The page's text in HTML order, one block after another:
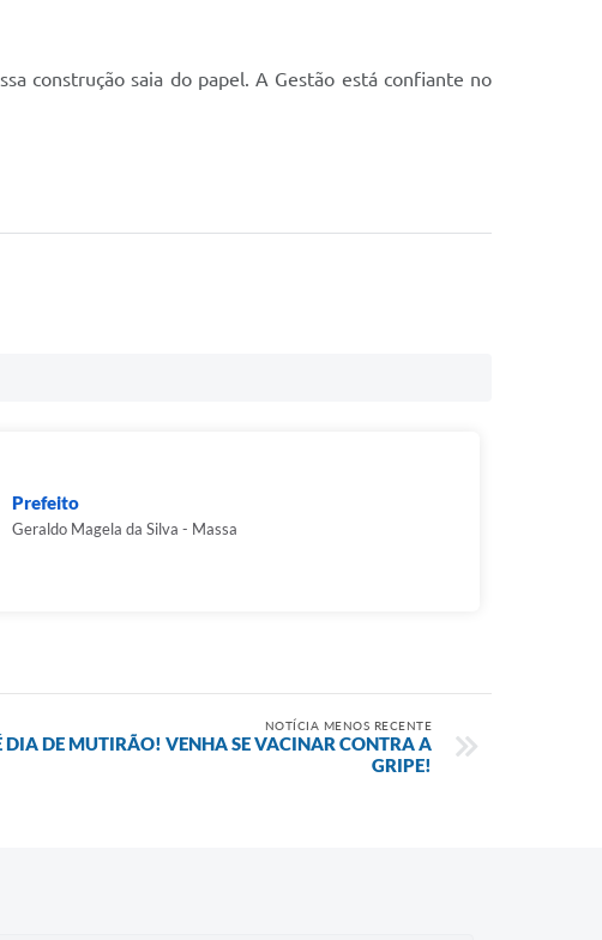
construção saia do papel. A Gestão está confiante no
Prefeito
Geraldo Magela da Silva - Massa
NOTÍCIA MENOS RECENTE
DE MUTIRÃO! VENHA SE VACINAR CONTRA A
GRIPE!